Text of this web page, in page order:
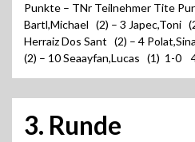
Punkte – TNr Teilnehmer Tite
Bartl,Michael (2) – 3 Japec,Toni
Herraiz Dos Sant (2) – 4
(2) – 10 Seaayfan,Lucas (1) 1-0
3. Runde